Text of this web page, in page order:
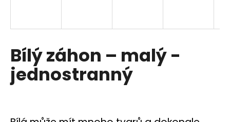
Bílý záhon – malý -
jednostranný
j
t
?
HLEDAT